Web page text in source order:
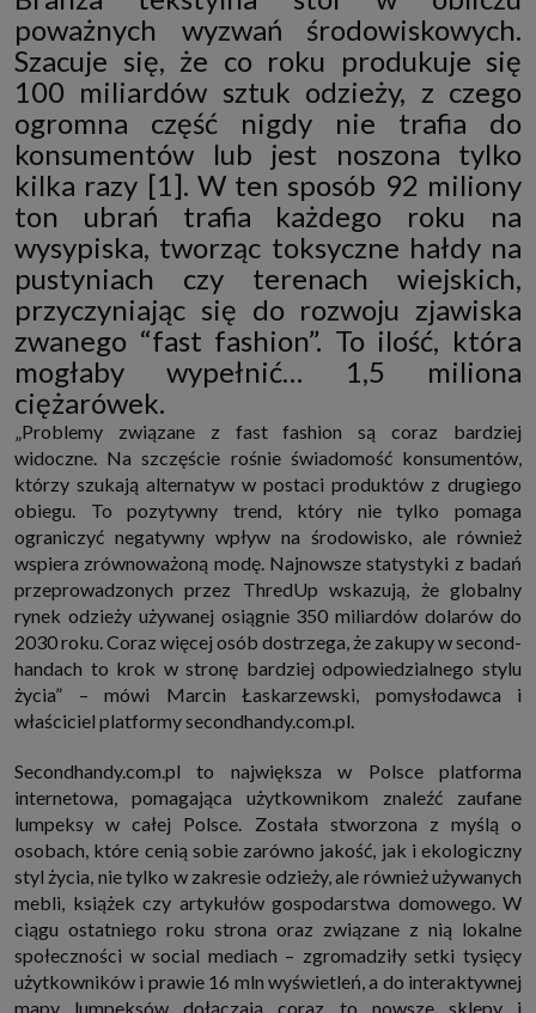
Jeżeli wyrazisz zgodę, o którą wyżej prosimy, administratorami Twoich
danych osobowych będą także nasi Zaufani Partnerzy. Listę Zaufanych
Partnerów możesz sprawdzić w każdym momencie na stronie naszej
polityki prywatnościi tam też zmodyfikować lub cofnąć swoje zgody.
Podstawa i cel przetwarzania
Twoje dane przetwarzamy w następujących celach:
1. Jeśli zawieramy z Tobą umowę o realizację danej usługi (np. usługi
zapewniającej Ci możliwość zapoznania się z jednym z naszych serwisów
w oparciu o treść regulaminu tego serwisu), to możemy przetwarzać
Twoje dane w zakresie niezbędnym do realizacji tej umowy.
2. Zapewnianie bezpieczeństwa usługi (np. sprawdzenie, czy do Twojego
konta nie loguje się nieuprawniona osoba), dokonanie pomiarów
statystycznych, ulepszanie naszych usług i dopasowanie ich do potrzeb i
wygody użytkowników (np. personalizowanie treści w usługach), jak
również prowadzenie marketingu i promocji własnych usług (np. jeśli
interesujesz się motoryzacją i oglądasz artykuły w biznesistyl.pl lub na
innych stronach internetowych, to możemy Ci wyświetlić reklamę
dotyczącą artykułu w serwisie biznesistyl.pl/automoto. Takie
przetwarzanie danych to realizacja naszych prawnie uzasadnionych
interesów.
3. Za Twoją zgodą usługi marketingowe dostarczą Ci nasi Zaufani
Partnerzy oraz my dla podmiotów trzecich. Aby móc pokazać interesujące
Cię reklamy (np. produktu, którego możesz potrzebować) reklamodawcy i
ich przedstawiciele chcieliby mieć możliwość przetwarzania Twoich
danych związanych z odwiedzanymi przez Ciebie stronami
internetowymi. Udzielenie takiej zgody jest dobrowolne, nie musisz jej
udzielać, nie pozbawi Cię to dostępu do naszych usług. Masz również
możliwość ograniczenia zakresu lub zmiany zgody w dowolnym
Twoje dane przetwarzane będą do czasu istnienia podstawy do ich
przetwarzania, czyli w przypadku udzielenia zgody do momentu jej
cofnięcia, ograniczenia lub innych działań z Twojej strony ograniczających
tę zgodę, w przypadku niezbędności danych do wykonania umowy, przez
czas jej wykonywania i ewentualnie okres przedawnienia roszczeń z niej
(zwykle nie więcej niż 3 lata, a maksymalnie 10 lat), a w przypadku, gdy
Przekazywanie danych
Administratorzy danych mogą powierzać Twoje dane podwykonawcom IT,
księgowym, agencjom marketingowym etc. Zrobią to jedynie na
podstawie umowy o powierzenie przetwarzania danych zobowiązującej
taki podmiot do odpowiedniego zabezpieczenia danych i niekorzystania z
nich do własnych celów.
Cookies
Na naszych stronach używamy znaczników internetowych takich jak pliki
np. cookie lub local storage do zbierania i przetwarzania danych
osobowych w celu personalizowania treści i reklam oraz analizowania
ruchu na stronach, aplikacjach i w Internecie. W ten sposób technologię tę
poważnych wyzwań środowiskowych.
Szacuje się, że co roku produkuje się
100 miliardów sztuk odzieży, z czego
ogromna część nigdy nie trafia do
konsumentów lub jest noszona tylko
kilka razy [1]. W ten sposób 92 miliony
ton ubrań trafia każdego roku na
wysypiska, tworząc toksyczne hałdy na
pustyniach czy terenach wiejskich,
przyczyniając się do rozwoju zjawiska
zwanego “fast fashion”. To ilość, która
mogłaby wypełnić… 1,5 miliona
ciężarówek.
„Problemy związane z fast fashion są coraz bardziej
widoczne. Na szczęście rośnie świadomość konsumentów,
którzy szukają alternatyw w postaci produktów z drugiego
obiegu. To pozytywny trend, który nie tylko pomaga
ograniczyć negatywny wpływ na środowisko, ale również
wspiera zrównoważoną modę. Najnowsze statystyki z badań
przeprowadzonych przez ThredUp wskazują, że globalny
rynek odzieży używanej osiągnie 350 miliardów dolarów do
2030 roku. Coraz więcej osób dostrzega, że zakupy w second-
handach to krok w stronę bardziej odpowiedzialnego stylu
życia” – mówi Marcin Łaskarzewski, pomysłodawca i
właściciel platformy secondhandy.com.pl.
Secondhandy.com.pl to największa w Polsce platforma
internetowa, pomagająca użytkownikom znaleźć zaufane
lumpeksy w całej Polsce. Została stworzona z myślą o
osobach, które cenią sobie zarówno jakość, jak i ekologiczny
styl życia, nie tylko w zakresie odzieży, ale również używanych
mebli, książek czy artykułów gospodarstwa domowego. W
ciągu ostatniego roku strona oraz związane z nią lokalne
społeczności w social mediach – zgromadziły setki tysięcy
użytkowników i prawie 16 mln wyświetleń, a do interaktywnej
mapy lumpeksów dołączają coraz to nowsze sklepy i